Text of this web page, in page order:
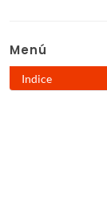
Menú
Indice